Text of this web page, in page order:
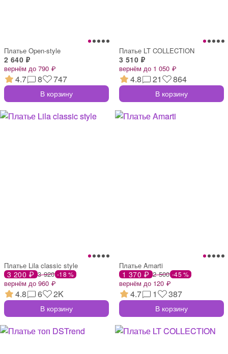
Платье Open-style
2 640 ₽
вернём до 790 ₽
4.7 8 747
В корзину
Платье LT COLLECTION
3 510 ₽
вернём до 1 050 ₽
4.8 21 864
В корзину
Платье Lila classic style
3 200 ₽ 3 920 -18 %
вернём до 960 ₽
4.8 6 2K
В корзину
Платье Amarti
1 370 ₽ 2 500 -45 %
вернём до 120 ₽
4.7 1 387
В корзину